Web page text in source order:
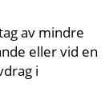
av mindre
eller vid en
i